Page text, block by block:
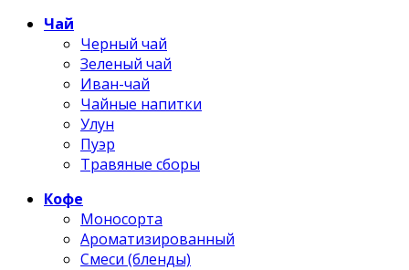
Чай
Черный чай
Зеленый чай
Иван-чай
Чайные напитки
Улун
Пуэр
Травяные сборы
Кофе
Моносорта
Ароматизированный
Смеси (бленды)